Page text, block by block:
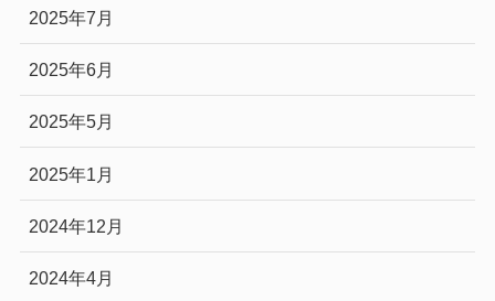
2025年7月
2025年6月
2025年5月
2025年1月
2024年12月
2024年4月